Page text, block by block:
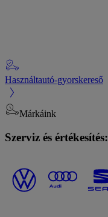
Használtautó-gyorskereső
Márkáink
Szerviz és értékesítés: